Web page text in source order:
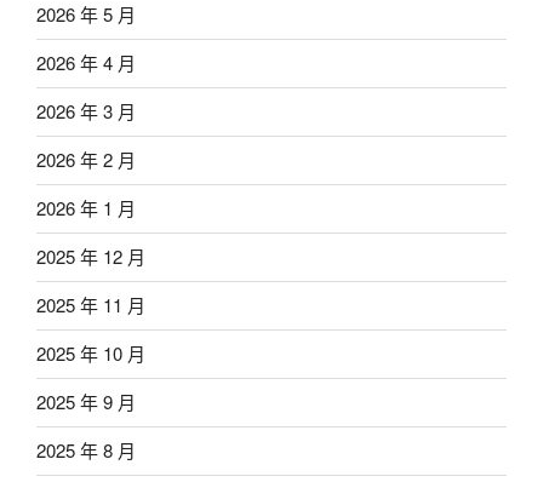
2026 年 5 月
2026 年 4 月
2026 年 3 月
2026 年 2 月
2026 年 1 月
2025 年 12 月
2025 年 11 月
2025 年 10 月
2025 年 9 月
2025 年 8 月